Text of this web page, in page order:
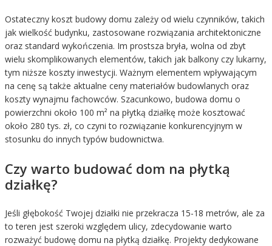
Ostateczny koszt budowy domu zależy od wielu czynników, takich
jak wielkość budynku, zastosowane rozwiązania architektoniczne
oraz standard wykończenia. Im prostsza bryła, wolna od zbyt
wielu skomplikowanych elementów, takich jak balkony czy lukarny,
tym niższe koszty inwestycji. Ważnym elementem wpływającym
na cenę są także aktualne ceny materiałów budowlanych oraz
koszty wynajmu fachowców. Szacunkowo, budowa domu o
powierzchni około 100 m² na płytką działkę może kosztować
około 280 tys. zł, co czyni to rozwiązanie konkurencyjnym w
stosunku do innych typów budownictwa.
Czy warto budować dom na płytką
działkę?
Jeśli głębokość Twojej działki nie przekracza 15-18 metrów, ale za
to teren jest szeroki względem ulicy, zdecydowanie warto
rozważyć budowę domu na płytką działkę. Projekty dedykowane